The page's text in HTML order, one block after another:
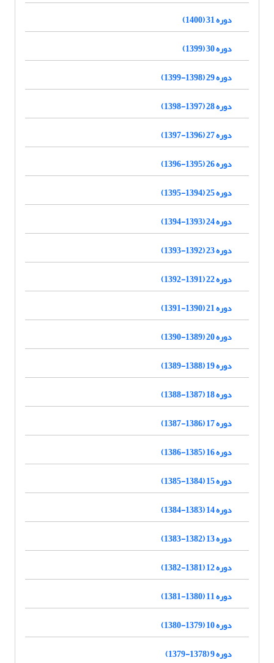
دوره 31 (1400)
دوره 30 (1399)
دوره 29 (1398-1399)
دوره 28 (1397-1398)
دوره 27 (1396-1397)
دوره 26 (1395-1396)
دوره 25 (1394-1395)
دوره 24 (1393-1394)
دوره 23 (1392-1393)
دوره 22 (1391-1392)
دوره 21 (1390-1391)
دوره 20 (1389-1390)
دوره 19 (1388-1389)
دوره 18 (1387-1388)
دوره 17 (1386-1387)
دوره 16 (1385-1386)
دوره 15 (1384-1385)
دوره 14 (1383-1384)
دوره 13 (1382-1383)
دوره 12 (1381-1382)
دوره 11 (1380-1381)
دوره 10 (1379-1380)
دوره 9 (1378-1379)